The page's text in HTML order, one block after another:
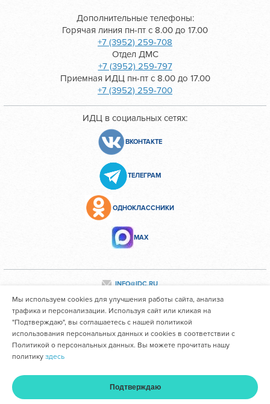
Главная Услуги и цены Оплата Кабинет
Дополнительные телефоны:
Горячая линия пн-пт с 8.00 до 17.00
+7 (3952) 259-708
Отдел ДМС
+7 (3952) 259-797
Приемная ИДЦ пн-пт с 8.00 до 17.00
+7 (3952) 259-700
ИДЦ в социальных сетях:
ВКОНТАКТЕ
ТЕЛЕГРАМ
ОДНОКЛАССНИКИ
МАХ
INFO@IDC.RU
Все персональные данные сотрудников размещены с их
согласия
Областное государственное автономное учреждение
здравоохранения "Иркутский областной клинический
консультативно-диагностический центр им. И.В. Ушакова"
Мы используем cookies для улучшения работы сайта, анализа
трафика и персонализации. Используя сайт или кликая на
"Подтверждаю", вы соглашаетесь с нашей политикой
использования персональных данных и cookies в соответствии с
Политикой о персональных данных. Вы можете прочитать нашу
политику здесь
Подтверждаю